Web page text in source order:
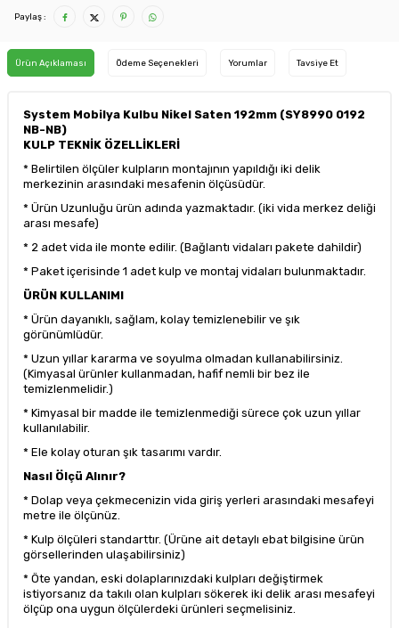
Paylaş :
Ürün Açıklaması Ödeme Seçenekleri Yorumlar Tavsiye Et
System Mobilya Kulbu Nikel Saten 192mm (SY8990 0192
NB-NB)
KULP TEKNİK ÖZELLİKLERİ
* Belirtilen ölçüler kulpların montajının yapıldığı iki delik
merkezinin arasındaki mesafenin ölçüsüdür.
* Ürün Uzunluğu ürün adında yazmaktadır. (iki vida merkez deliği
arası mesafe)
* 2 adet vida ile monte edilir. (Bağlantı vidaları pakete dahildir)
* Paket içerisinde 1 adet kulp ve montaj vidaları bulunmaktadır.
ÜRÜN KULLANIMI
* Ürün dayanıklı, sağlam, kolay temizlenebilir ve şık
görünümlüdür.
* Uzun yıllar kararma ve soyulma olmadan kullanabilirsiniz.
(Kimyasal ürünler kullanmadan, hafif nemli bir bez ile
temizlenmelidir.)
* Kimyasal bir madde ile temizlenmediği sürece çok uzun yıllar
kullanılabilir.
* Ele kolay oturan şık tasarımı vardır.
Nasıl Ölçü Alınır?
* Dolap veya çekmecenizin vida giriş yerleri arasındaki mesafeyi
metre ile ölçünüz.
* Kulp ölçüleri standarttır. (Ürüne ait detaylı ebat bilgisine ürün
görsellerinden ulaşabilirsiniz)
* Öte yandan, eski dolaplarınızdaki kulpları değiştirmek
istiyorsanız da takılı olan kulpları sökerek iki delik arası mesafeyi
ölçüp ona uygun ölçülerdeki ürünleri seçmelisiniz.